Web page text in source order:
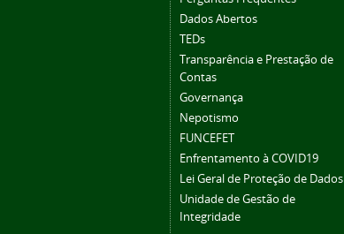
Dados Abertos
TEDs
Transparência e Prestação de
Contas
Governança
Nepotismo
FUNCEFET
Enfrentamento à COVID19
Lei Geral de Proteção de Dados
Unidade de Gestão de
Integridade